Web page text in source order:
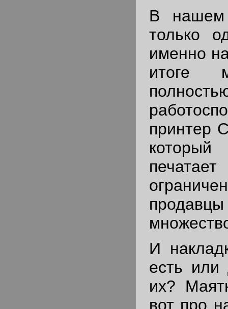
В нашем
только
именно
итоге
принтер
И
есть или
их?
вот про